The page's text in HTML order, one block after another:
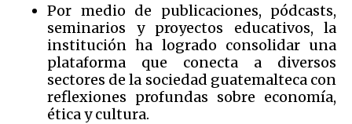
Por medio de publicaciones, pódcasts,
seminarios y proyectos educativos, la
institución ha logrado consolidar una
plataforma que conecta a diversos
sectores de la sociedad guatemalteca con
reflexiones profundas sobre economía,
ética y cultura.